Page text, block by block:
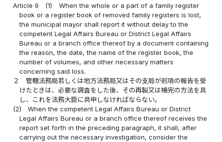
Article 9
(1)
When the whole or a part of a family register
book or a register book of removed family registers is lost,
the municipal mayor shall report it without delay to the
competent Legal Affairs Bureau or District Legal Affairs
Bureau or a branch office thereof by a document containing
the reason, the date, the name of the register book, the
number of volumes, and other necessary matters
concerning said loss.
２
管轄法務局若しくは地方法務局又はその支局が前項の報告を受
けたときは、必要な調査をした後、その再製又は補完の方法を具
し、これを法務大臣に具申しなければならない。
(2)
When the competent Legal Affairs Bureau or District
Legal Affairs Bureau or a branch office thereof receives the
report set forth in the preceding paragraph, it shall, after
carrying out the necessary investigation, consider the